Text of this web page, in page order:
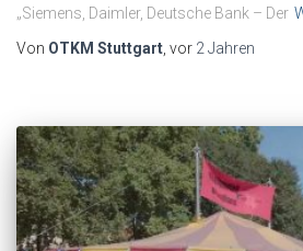
„Siemens, Daimler, Deutsche Bank – Der
Von OTKM Stuttgart, vor 2 Jahren